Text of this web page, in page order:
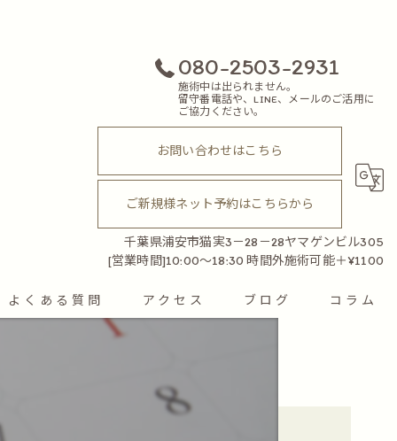
080-2503-2931
施術中は出られません。
留守番電話や、LINE、メールのご活用に
ご協力ください。
お問い合わせはこちら
ご新規様ネット予約はこちらから
千葉県浦安市猫実3－28－28ヤマゲンビル305
[営業時間]10:00～18:30 時間外施術可能＋¥1100
よくある質問 アクセス ブログ コラム